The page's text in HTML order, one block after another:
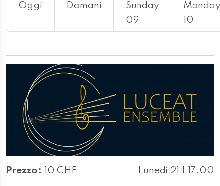
Oggi Domani
Sunday
09
Monday
10
Prezzo: 10 CHF Lunedì 21 | 17.00